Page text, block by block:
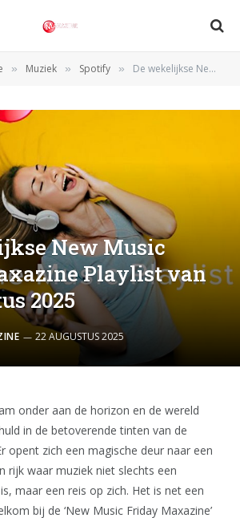
» Muziek » Spotify » De wekelijkse New Music Friday Maxazine Playlist van 22 Augustus 2025
New Music
Playlist van
2025
22 AUGUSTUS 2025
onder aan de horizon en de wereld
in de betoverende tinten van de
opent zich een magische deur naar een
rijk waar muziek niet slechts een
maar een reis op zich. Het is net een
bij de ‘New Music Friday Maxazine’